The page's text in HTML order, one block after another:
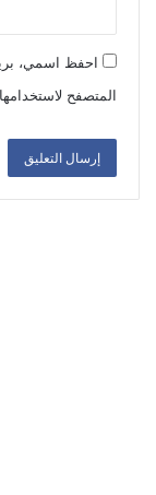
احفظ اسمي،
المتصفح